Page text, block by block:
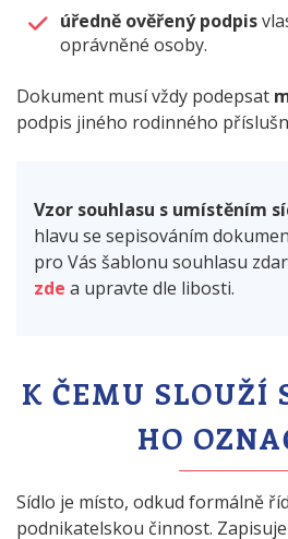
úředně ověřený podpis
oprávněné osoby.
Dokument musí vždy podepsat
podpis jiného rodinného
Vzor souhlasu s umístěním
hlavu se sepisováním
pro Vás šablonu souhlasu
zde a upravte dle libosti.
K ČEMU SLOUŽÍ
HO
Sídlo je místo, odkud formálně
podnikatelskou činnost.